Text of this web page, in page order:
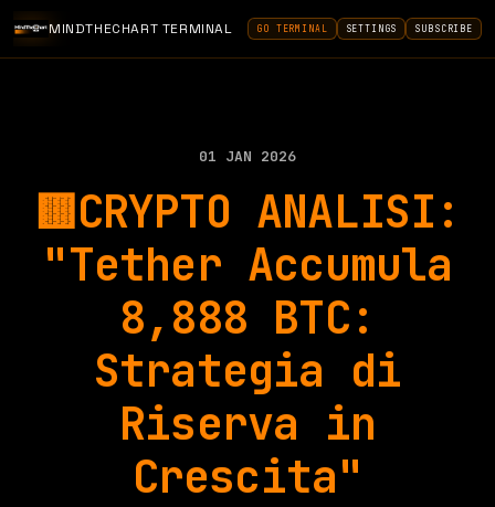
MINDTHECHART TERMINAL GO TERMINAL SETTINGS SUBSCRIBE
01 JAN 2026
🟨CRYPTO ANALISI:
"Tether Accumula
8,888 BTC:
Strategia di
Riserva in
Crescita"